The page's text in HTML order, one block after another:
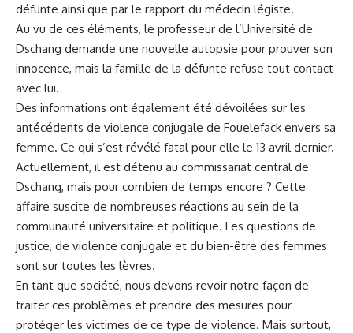
défunte ainsi que ⁣par le rapport du médecin légiste.
Au vu de ces‍ éléments, le ⁤professeur de l’Université de
Dschang demande une nouvelle autopsie pour prouver son
innocence, mais la famille de la défunte refuse tout contact‌
avec lui.
Des informations ont‌ également été ​dévoilées sur les
⁤antécédents​ de violence conjugale de Fouelefack envers⁢ sa
femme. Ce qui s’est révélé fatal ⁤pour elle le 13 avril‌ dernier.​
Actuellement, il est détenu au commissariat central de
Dschang, mais pour combien de temps encore ? Cette
affaire suscite ⁣de nombreuses réactions ‍au sein de la
communauté ⁣universitaire‌ et politique. Les questions de
justice, de violence conjugale et du ​bien-être des femmes​
sont sur⁤ toutes les lèvres.
En tant que société, nous devons revoir notre façon de
⁢traiter ces problèmes et prendre des mesures‌ pour
protéger les victimes de ce type de violence. Mais surtout,